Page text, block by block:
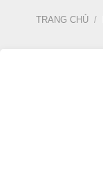
TRANG CHỦ /